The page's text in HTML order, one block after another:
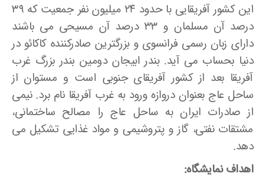
این کشور آفریقایی با حدود ۲۴ میلیون نفر جمعیت که ۳۹
درصد آن مسلمان و ۳۳ درصد آن مسیحی می باشند
دارای زبان رسمی فرانسوی و بزرگترین صادرکننده کاکائو در
دنیا بحساب می آید. بندر ابیجان دومین بندر بزرگ غرب
آفریقا بعد از کشور آفریقای جنوبی است و مستوان از
ساحل عاج بعنوان دروازه ورود به غرب آفریقا نام برد. نیمی
از صادرات ایران به ساحل عاج را مصالح ساختمانی،
مشتقات نفتی، گاز و پتروشیمی و مواد غذایی تشکیل می
دهد.
اهداف نمایشگاه: